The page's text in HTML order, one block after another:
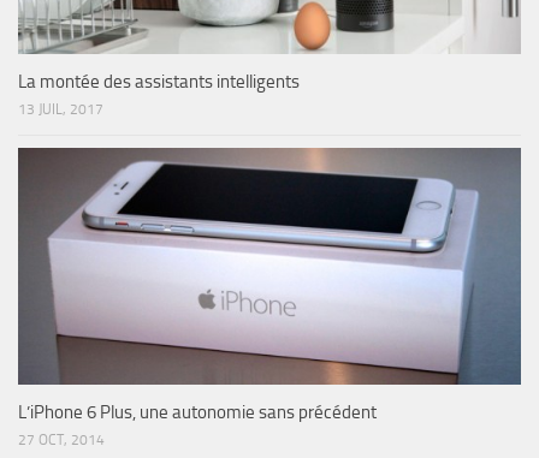
La montée des assistants intelligents
13 JUIL, 2017
L’iPhone 6 Plus, une autonomie sans précédent
27 OCT, 2014